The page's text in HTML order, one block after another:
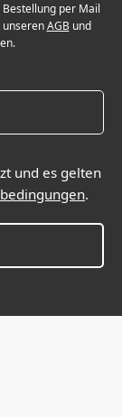
per Mail
unserenAGBund
und es gelten
.